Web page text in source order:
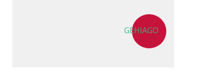
GEHIAGO